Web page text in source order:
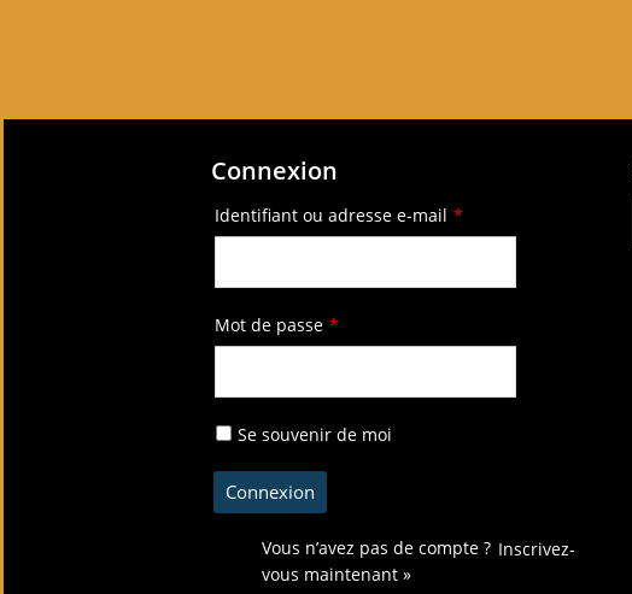
Connexion
Identifiant ou adresse e-mail *
Mot de passe *
Se souvenir de moi
Vous n’avez pas de compte ? Inscrivez-
vous maintenant »